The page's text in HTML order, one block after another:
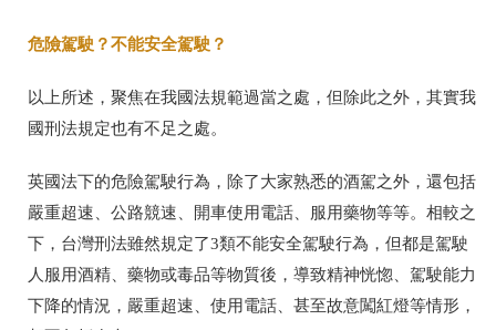
危險駕駛？不能安全駕駛？
以上所述，聚焦在我國法規範過當之處，但除此之外，其實我
國刑法規定也有不足之處。
英國法下的危險駕駛行為，除了大家熟悉的酒駕之外，還包括
嚴重超速、公路競速、開車使用電話、服用藥物等等。相較之
下，台灣刑法雖然規定了3類不能安全駕駛行為，但都是駕駛
人服用酒精、藥物或毒品等物質後，導致精神恍惚、駕駛能力
下降的情況，嚴重超速、使用電話、甚至故意闖紅燈等情形，